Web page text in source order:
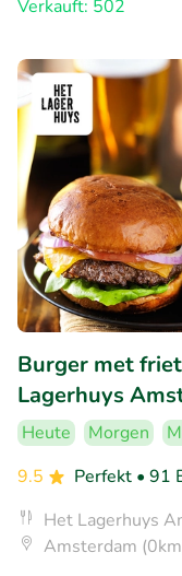
Verkauft: 502
Burger met
Lagerhuys
Heute Morgen
9.5
Perfekt • 91
Het Lagerhuys
Amsterdam